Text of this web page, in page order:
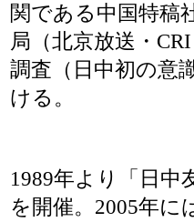
関である中国特稿
局（北京放送・
調査（日中初の意
ける。
1989年より「日中
を開催。2005年に